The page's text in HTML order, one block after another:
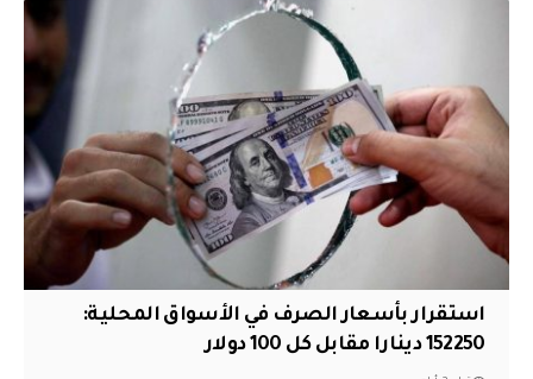
استقرار بأسعار الصرف في الأسواق المحلية:
152250 دينارا مقابل كل 100 دولار